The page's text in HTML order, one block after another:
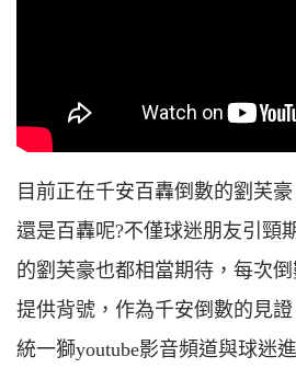
目前正在千安百轟倒數的劉芙
還是百轟呢?不僅球迷朋友引頸
的劉芙豪也都相當期待，每次
提供背號，作為千安倒數的見
統一獅youtube影音頻道與球迷